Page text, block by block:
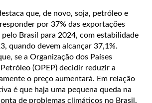
que, de novo, soja, petróleo e
por 37% das exportações
Brasil para 2024, com estabilidade
quando devem alcançar 37,1%.
se a Organização dos Países
(OPEP) decidir reduzir a
o preço aumentará. Em relação
é que haja uma pequena queda na
de problemas climáticos no Brasil.